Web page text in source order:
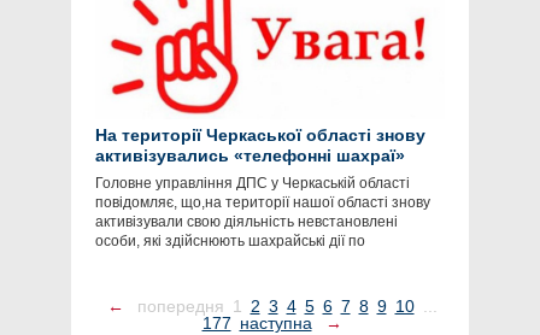
На території Черкаської області знову
активізувались «телефонні шахраї»
Головне управління ДПС у Черкаській області
повідомляє, що,на території нашої області знову
активізували свою діяльність невстановлені
особи, які здійснюють шахрайські дії по
← попередня 1 2 3 4 5 6 7 8 9 10 ...
177 наступна →